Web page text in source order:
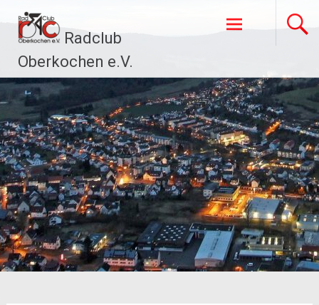
Inhalt
springen
Radclub
Oberkochen e.V.